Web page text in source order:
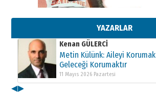
YAZARLAR
Metin Külünk: Aileyi Korumak
11 Mayıs 2026 Pazartesi
Kenan GÜLERCİ
Metin Külünk: Aileyi Korumak
Geleceği Korumaktır
11 Mayıs 2026 Pazartesi
◀▶